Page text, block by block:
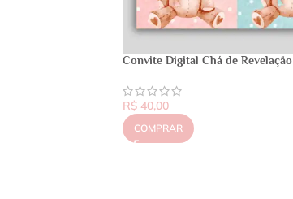
Convite Digital Chá de Revelação
R$40,00
COMPRAR